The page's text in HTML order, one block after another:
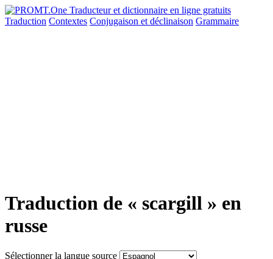
Traduction Contextes Conjugaison et déclinaison Grammaire
Traduction de « scargill » en
russe
Sélectionner la langue source